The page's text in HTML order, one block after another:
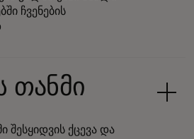
ჩვენების
თანმი
შესყიდვის ქცევა და